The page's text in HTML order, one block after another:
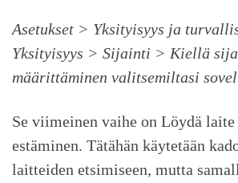
Asetukset > Yksityisyys ja
Yksityisyys > Sijainti > Kiellä
määrittäminen valitsemiltasi
Se viimeinen vaihe on Löydä
estäminen. Tätähän käytetään
laitteiden etsimiseen, mutta